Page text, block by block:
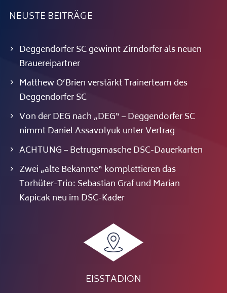
NEUSTE BEITRÄGE
Deggendorfer SC gewinnt Zirndorfer als neuen
Brauereipartner
Matthew O’Brien verstärkt Trainerteam des
Deggendorfer SC
Von der DEG nach „DEG“ – Deggendorfer SC
nimmt Daniel Assavolyuk unter Vertrag
ACHTUNG – Betrugsmasche DSC-Dauerkarten
Zwei „alte Bekannte“ komplettieren das
Torhüter-Trio: Sebastian Graf und Marian
Kapicak neu im DSC-Kader
EISSTADION